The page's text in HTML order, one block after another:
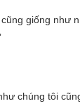
giống như
chúng tôi